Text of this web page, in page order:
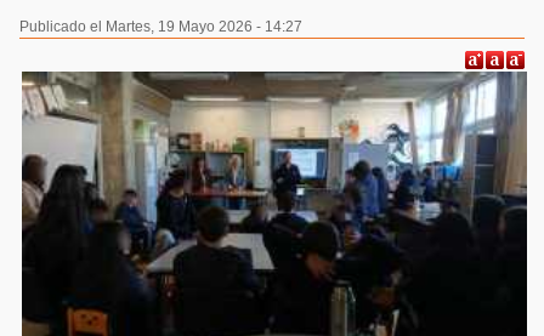
Publicado el Martes, 19 Mayo 2026 - 14:27